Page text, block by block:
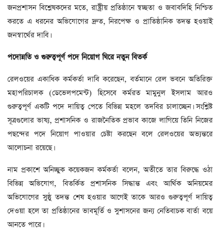
জনপ্রশাসন বিশ্লেষকদের মতে, রাষ্ট্রীয় প্রতিষ্ঠানে স্বচ্ছতা ও জবাবদিহি নিশ্চিত
করতে এ ধরনের অভিযোগের দ্রুত, নিরপেক্ষ ও প্রাতিষ্ঠানিক তদন্ত হওয়াই
জনস্বার্থের দাবি।
পদোন্নতি ও গুরুত্বপূর্ণ পদে নিয়োগ ঘিরে নতুন বিতর্ক
রেলওয়ের একাধিক কর্মকর্তা দাবি করেছেন, বর্তমানে রেল ভবনে অতিরিক্ত
মহাপরিচালক (ডেভেলপমেন্ট) হিসেবে কর্মরত মামুনুল ইসলাম আরও
গুরুত্বপূর্ণ একটি পদে দায়িত্ব পেতে বিভিন্ন মহলে তদবির চালাচ্ছেন। সংশ্লিষ্ট
সূত্রগুলোর ভাষ্য, প্রশাসনিক ও রাজনৈতিক প্রভাব কাজে লাগিয়ে তিনি নিজের
পছন্দের পদে নিয়োগ পাওয়ার চেষ্টা করছেন বলে রেলওয়ের অভ্যন্তরে
আলোচনা রয়েছে।
নাম প্রকাশে অনিচ্ছুক কয়েকজন কর্মকর্তা বলেন, অতীতে তার বিরুদ্ধে ওঠা
বিভিন্ন অভিযোগ, বিতর্কিত প্রশাসনিক সিদ্ধান্ত এবং আর্থিক অনিয়মের
অভিযোগের সুষ্ঠু তদন্ত শেষ হওয়ার আগেই তাকে আরও গুরুত্বপূর্ণ দায়িত্ব
দেওয়া হলে তা প্রতিষ্ঠানের ভাবমূর্তি ও সুশাসনের জন্য নেতিবাচক বার্তা বয়ে
আনতে পারে।